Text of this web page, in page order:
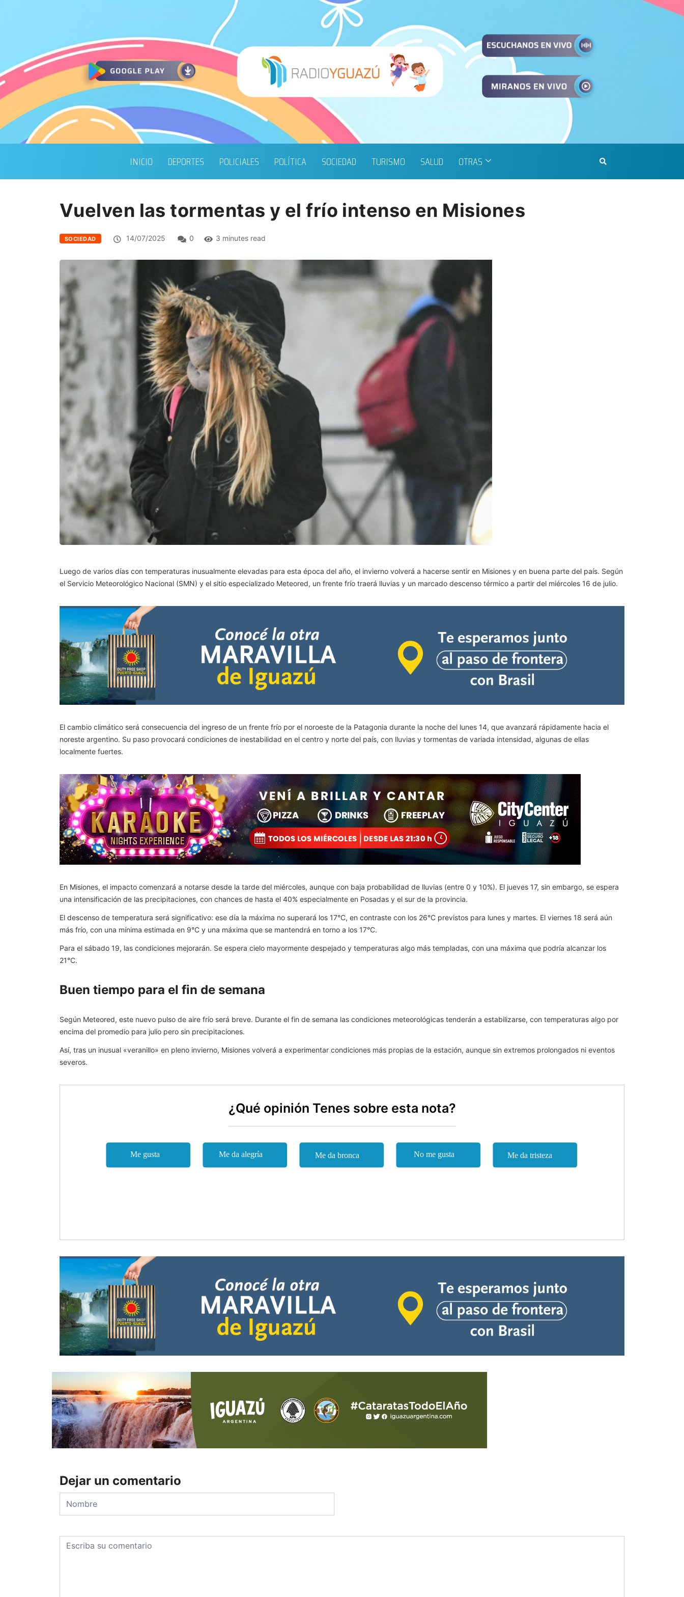
INICIO DEPORTES POLICIALES POLÍTICA SOCIEDAD TURISMO SALUD OTRAS
Vuelven las tormentas y el frío intenso en Misiones
SOCIEDAD 14/07/2025 0 3 minutes read
Luego de varios días con temperaturas inusualmente elevadas para esta época del año, el invierno volverá a hacerse sentir en Misiones y en buena parte del país. Según
el Servicio Meteorológico Nacional (SMN) y el sitio especializado Meteored, un frente frío traerá lluvias y un marcado descenso térmico a partir del miércoles 16 de julio.
El cambio climático será consecuencia del ingreso de un frente frío por el noroeste de la Patagonia durante la noche del lunes 14, que avanzará rápidamente hacia el
noreste argentino. Su paso provocará condiciones de inestabilidad en el centro y norte del país, con lluvias y tormentas de variada intensidad, algunas de ellas
localmente fuertes.
En Misiones, el impacto comenzará a notarse desde la tarde del miércoles, aunque con baja probabilidad de lluvias (entre 0 y 10%). El jueves 17, sin embargo, se espera
una intensificación de las precipitaciones, con chances de hasta el 40% especialmente en Posadas y el sur de la provincia.
El descenso de temperatura será significativo: ese día la máxima no superará los 17°C, en contraste con los 26°C previstos para lunes y martes. El viernes 18 será aún
más frío, con una mínima estimada en 9°C y una máxima que se mantendrá en torno a los 17°C.
Para el sábado 19, las condiciones mejorarán. Se espera cielo mayormente despejado y temperaturas algo más templadas, con una máxima que podría alcanzar los
21°C.
Buen tiempo para el fin de semana
Según Meteored, este nuevo pulso de aire frío será breve. Durante el fin de semana las condiciones meteorológicas tenderán a estabilizarse, con temperaturas algo por
encima del promedio para julio pero sin precipitaciones.
Así, tras un inusual «veranillo» en pleno invierno, Misiones volverá a experimentar condiciones más propias de la estación, aunque sin extremos prolongados ni eventos
severos.
¿Qué opinión Tenes sobre esta nota?
Dejar un comentario